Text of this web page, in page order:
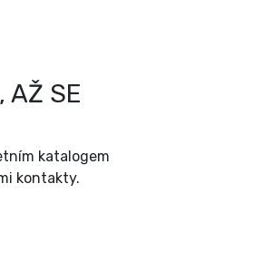
AŽ SE
katalogem
kontakty.